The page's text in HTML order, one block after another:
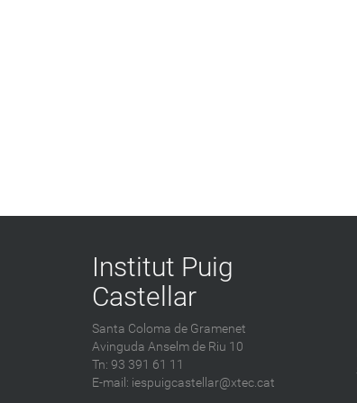
Institut Puig
Castellar
Santa Coloma de Gramenet
Avinguda Anselm de Riu 10
Tn: 93 391 61 11
E-mail: iespuigcastellar@xtec.cat